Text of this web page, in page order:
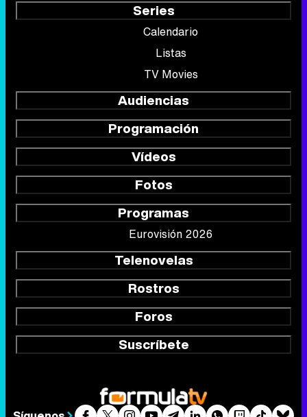
Series
Calendario
Listas
TV Movies
Audiencias
Programación
Vídeos
Fotos
Programas
Eurovisión 2026
Telenovelas
Rostros
Foros
Suscríbete